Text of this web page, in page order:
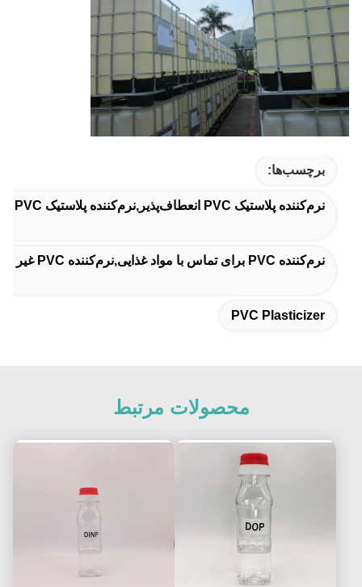
برچسب‌ها:
نرم‌کننده پلاستیک PVC انعطاف‌پذیر,نرم‌کننده پلاستیک PVC بادوام,نرم‌کننده PVC
نرم‌کننده PVC برای تماس با مواد غذایی,نرم‌کننده PVC غیر فتالات,نرم‌کننده DINCH 99.5 خالص
PVC Plasticizer
محصولات مرتبط